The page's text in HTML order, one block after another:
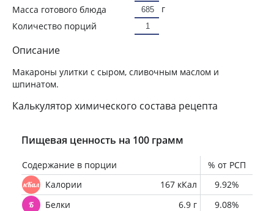
Масса готового блюда
г
Количество порций
Описание
Макароны улитки с сыром, сливочным маслом и
шпинатом.
Калькулятор химического состава рецепта
Пищевая ценность на 100 грамм
Содержание в порции
% от РСП
Калории
167 кКал
9.92%
Белки
6.9 г
9.08%